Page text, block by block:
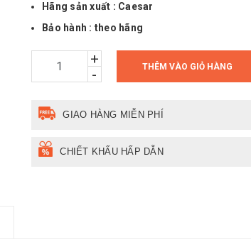
Hãng sản xuất : Caesar
Bảo hành : theo hãng
+
-
THÊM VÀO GIỎ HÀNG
GIAO HÀNG MIỄN PHÍ
CHIẾT KHẤU HẤP DẪN